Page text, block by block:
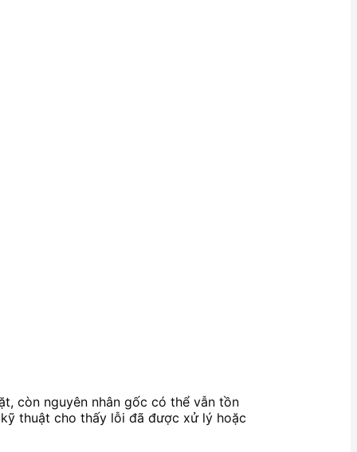
còn nguyên nhân gốc có thể vẫn tồn
thuật cho thấy lỗi đã được xử lý hoặc